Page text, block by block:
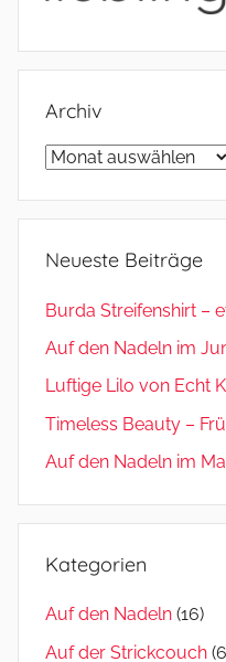
Archiv
Archiv
Neueste Beiträge
Burda Streifenshirt –
Auf den Nadeln im
Luftige Lilo von Echt
Timeless Beauty –
Auf den Nadeln im
Kategorien
Auf den Nadeln (16)
Auf der Strickcouch